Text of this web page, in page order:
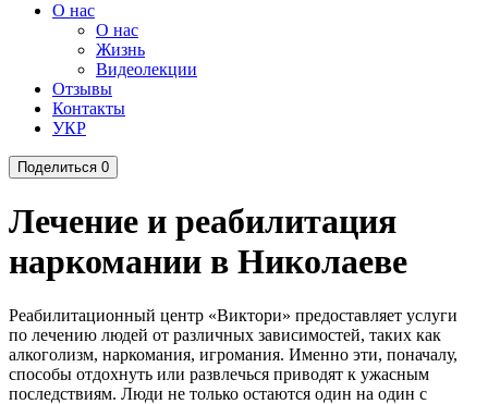
О нас
О нас
Жизнь
Видеолекции
Отзывы
Контакты
УКР
Поделиться 0
Лечение и реабилитация
наркомании в Николаеве
Реабилитационный центр «Виктори» предоставляет услуги
по лечению людей от различных зависимостей, таких как
алкоголизм, наркомания, игромания. Именно эти, поначалу,
способы отдохнуть или развлечься приводят к ужасным
последствиям. Люди не только остаются один на один с